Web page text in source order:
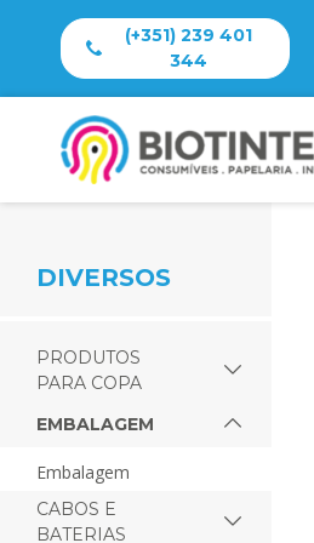
(+351) 239 401
344
DIVERSOS
PRODUTOS
PARA COPA
EMBALAGEM
embalagem
CABOS E
BATERIAS